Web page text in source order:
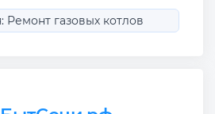
Ремонт газовых котлов